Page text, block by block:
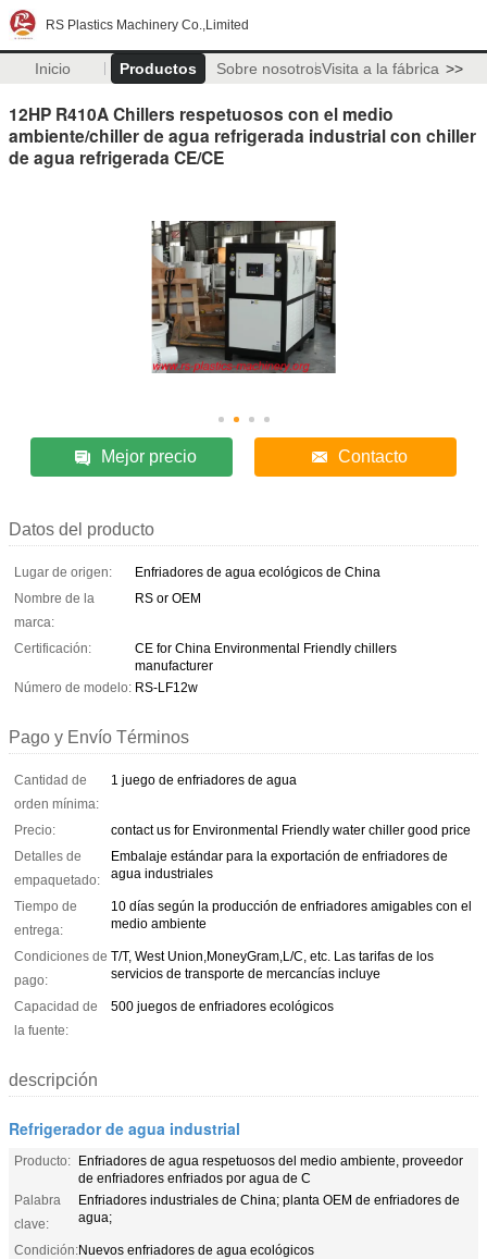
RS Plastics Machinery Co.,Limited
Inicio Productos Sobre nosotrosVisita a la fábrica >>
12HP R410A Chillers respetuosos con el medio
ambiente/chiller de agua refrigerada industrial con chiller
de agua refrigerada CE/CE
Mejor precio Contacto
Datos del producto
Lugar de origen:
Enfriadores de agua ecológicos de China
Nombre de la
marca:
RS or OEM
Certificación:
CE for China Environmental Friendly chillers
manufacturer
Número de modelo: RS-LF12w
Pago y Envío Términos
Cantidad de
orden mínima:
1 juego de enfriadores de agua
Precio:
contact us for Environmental Friendly water chiller good price
Detalles de
empaquetado:
Embalaje estándar para la exportación de enfriadores de
agua industriales
Tiempo de
entrega:
10 días según la producción de enfriadores amigables con el
medio ambiente
Condiciones de
pago:
T/T, West Union,MoneyGram,L/C, etc. Las tarifas de los
servicios de transporte de mercancías incluye
Capacidad de
la fuente:
500 juegos de enfriadores ecológicos
descripción
Refrigerador de agua industrial
Producto: Enfriadores de agua respetuosos del medio ambiente, proveedor
de enfriadores enfriados por agua de C
Palabra
clave:
Enfriadores industriales de China; planta OEM de enfriadores de
agua;
Condición:Nuevos enfriadores de agua ecológicos